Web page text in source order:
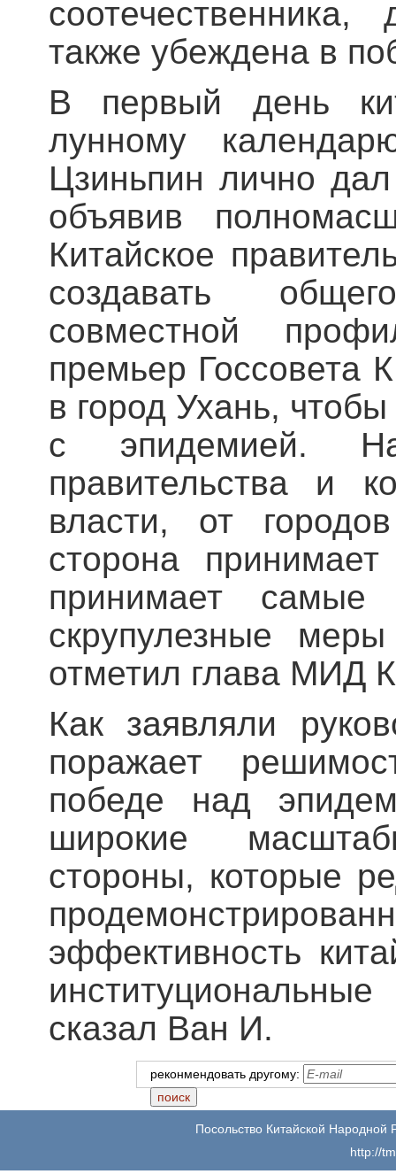
также убеждена в
В первый день
лунному
Цзиньпин лично
объявив
Китайское
создавать
совместной
премьер Госсовета
в город Ухань,
с эпидемией.
правительства и
власти, от
сторона
принимает самые
скрупулезные
отметил глава МИД
Как заявляли
поражает
победе над
широкие
стороны, которые
эффективность
сказал Ван И.
реконмендовать другому:
Посольство Китайской
http://